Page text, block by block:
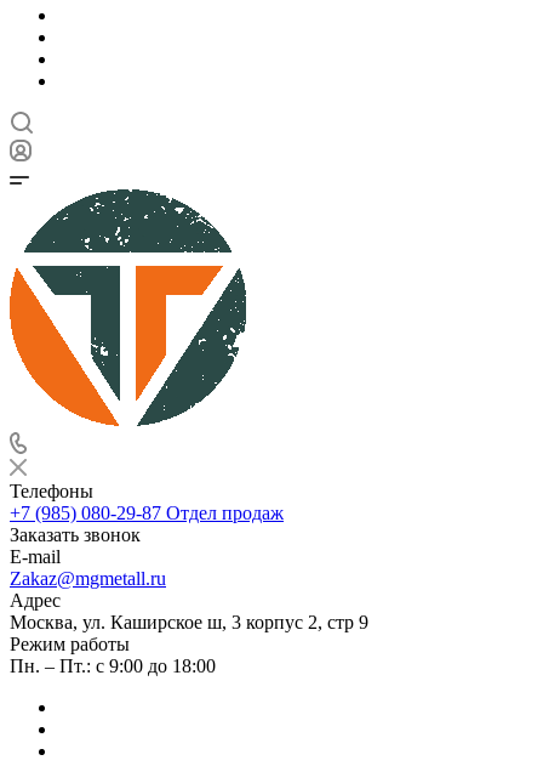
Телефоны
+7 (985) 080-29-87 Отдел продаж
Заказать звонок
E-mail
Zakaz@mgmetall.ru
Адрес
Москва, ул. Каширское ш, 3 корпус 2, стр 9
Режим работы
Пн. – Пт.: с 9:00 до 18:00